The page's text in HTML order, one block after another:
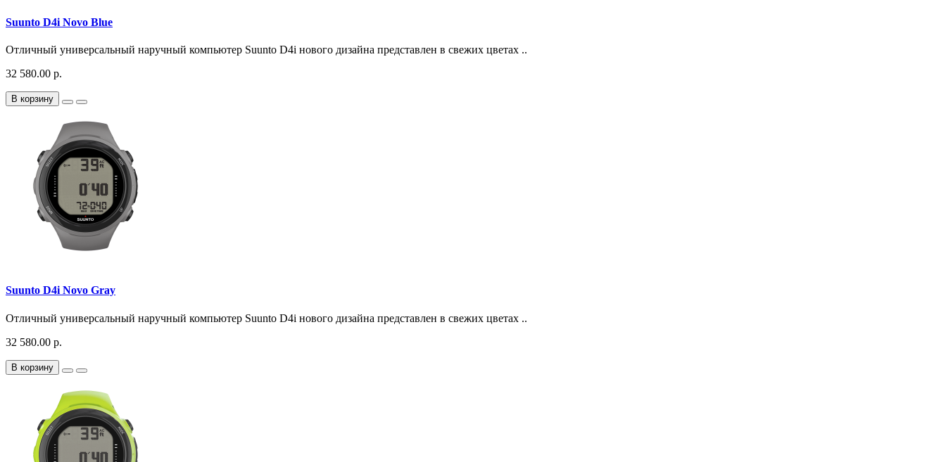
Suunto D4i Novo Blue
Отличный универсальный наручный компьютер Suunto D4i нового дизайна представлен в свежих цветах ..
32 580.00 р.
В корзину
Suunto D4i Novo Gray
Отличный универсальный наручный компьютер Suunto D4i нового дизайна представлен в свежих цветах ..
32 580.00 р.
В корзину